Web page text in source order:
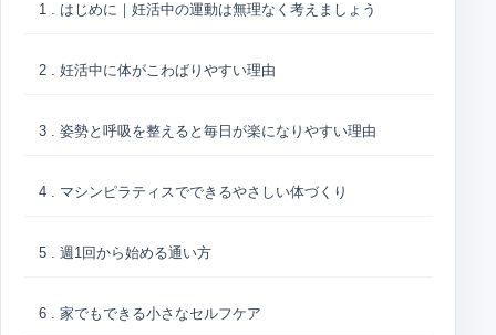
1 . はじめに｜妊活中の運動は無理なく考えましょう
2 . 妊活中に体がこわばりやすい理由
3 . 姿勢と呼吸を整えると毎日が楽になりやすい理由
4 . マシンピラティスでできるやさしい体づくり
5 . 週1回から始める通い方
6 . 家でもできる小さなセルフケア